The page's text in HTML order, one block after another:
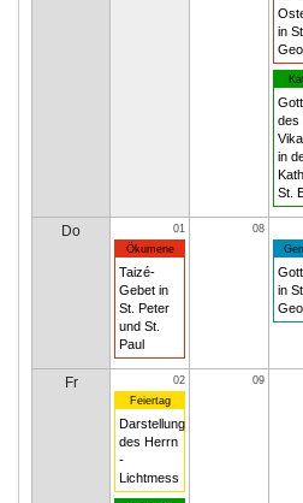
in St.
des
in
St.
Do
01
Ökumene
Taizé-
Gebet in
St. Peter
und St.
Paul
08
in St.
Fr
02
Feiertag
Darstellung
des Herrn
-
Lichtmess
09